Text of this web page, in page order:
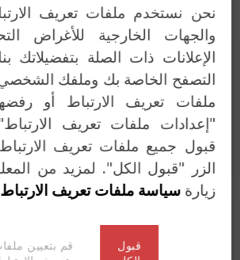
حلول مخصصة
KITS
نحن نستخدم ملفات تعريف
والجهات الخارجية للأغراض
الإعلانات ذات الصلة بتفضيلاتك
التصفح الخاصة بك وملفك
ملفات تعريف الارتباط أو
"إعدادات ملفات تعريف
قبول جميع ملفات تعريف
الزر "قبول الكل". لمزيد من
زيارةسياسة ملفات تعريف الارتباط
قبول
قم بتعيين